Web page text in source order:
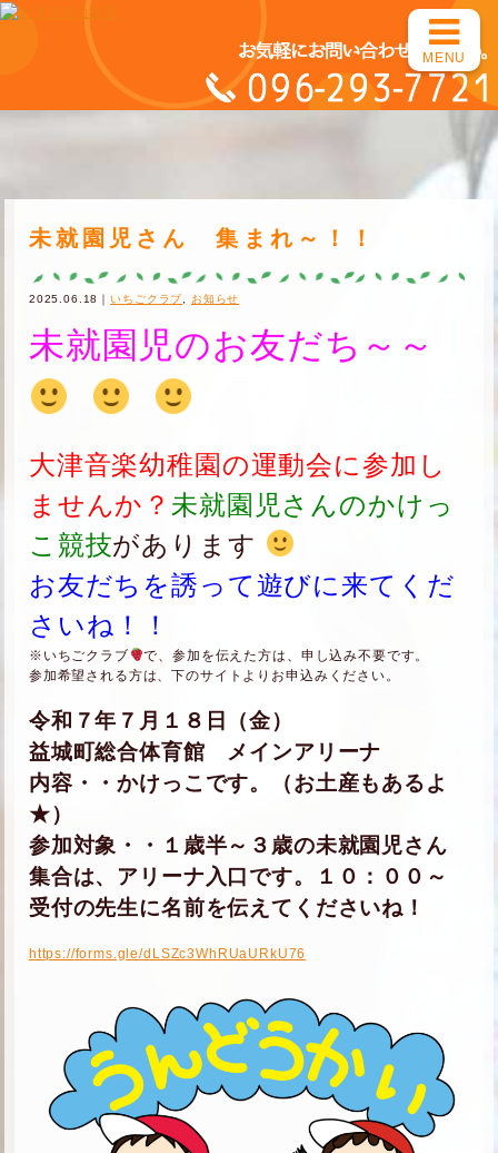
未就園児さん 集まれ～！！
2025.06.18｜いちごクラブ お知らせ
未就園児のお友だち～～
大津音楽幼稚園の運動会に参加し
ませんか？ 未就園児さんのかけっ
こ競技があります
お友だちを誘って遊びに来てくだ
さいね！！
※いちごクラブ
で、参加を伝えた方は、申し込み不要です。
参加希望される方は、下のサイトよりお申込みください。
令和７年７月１８日（金）
益城町総合体育館 メインアリーナ
内容・・かけっこです。（お土産もあるよ
★）
参加対象・・１歳半～３歳の未就園児さん
集合は、アリーナ入口です。１０：００～
受付の先生に名前を伝えてくださいね！
https://forms.gle/dLSZc3WhRUaURkU76
MENU